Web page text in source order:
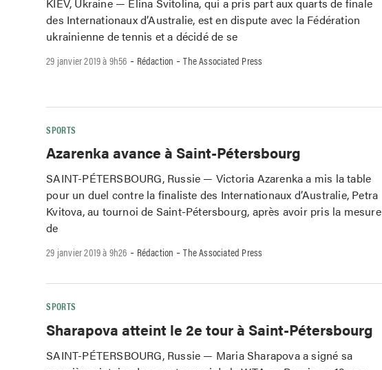
des Internationaux d’Australie, est en dispute avec la Fédération
ukrainienne de tennis et a décidé de se
29 janvier 2019 à 9h56 - Rédaction -The Associated Press
SPORTS
Azarenka avance à Saint-Pétersbourg
SAINT-PÉTERSBOURG, Russie — Victoria Azarenka a mis la table
pour un duel contre la finaliste des Internationaux d’Australie, Petra
Kvitova, au tournoi de Saint-Pétersbourg, après avoir pris la mesure
de
29 janvier 2019 à 9h26 - Rédaction -The Associated Press
SPORTS
Sharapova atteint le 2e tour à Saint-Pétersbourg
SAINT-PÉTERSBOURG, Russie — Maria Sharapova a signé sa